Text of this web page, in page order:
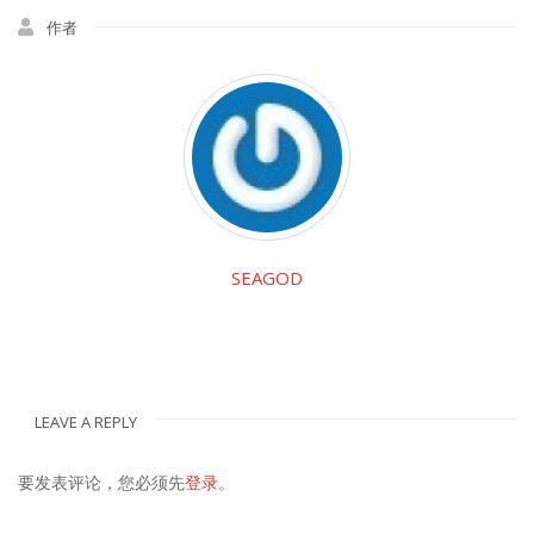
作者
SEAGOD
LEAVE A REPLY
要发表评论，您必须先登录。